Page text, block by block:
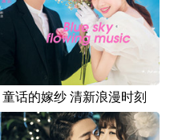
童话的嫁纱 清新浪漫时刻